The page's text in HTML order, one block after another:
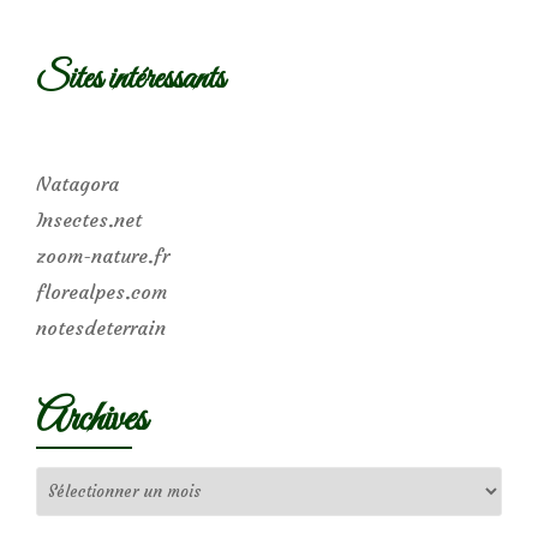
Sites intéressants
Natagora
Insectes.net
zoom-nature.fr
florealpes.com
notesdeterrain
Archives